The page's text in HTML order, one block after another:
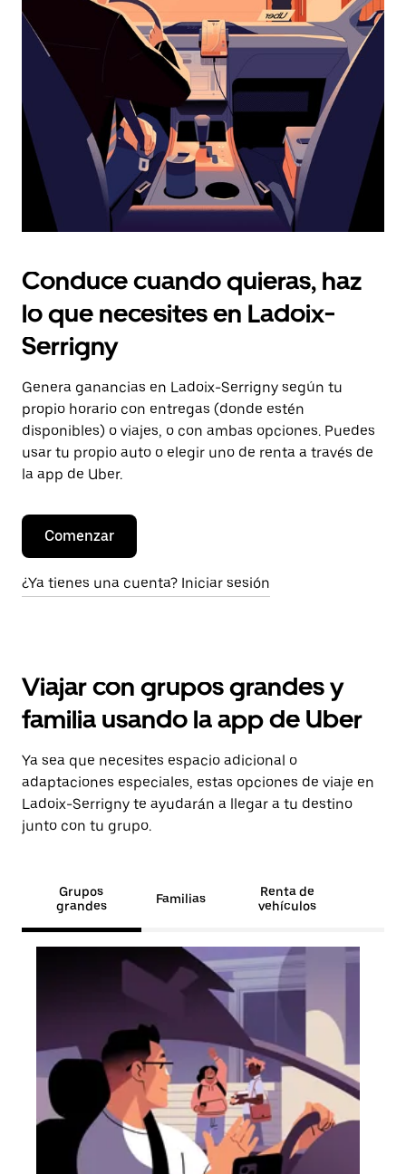
Presiona
la
tecla Esc
para
calendario.
Conduce cuando quieras, haz
lo que necesites en Ladoix-
Serrigny
Genera ganancias en Ladoix-Serrigny según tu
propio horario con entregas (donde estén
disponibles) o viajes, o con ambas opciones. Puedes
usar tu propio auto o elegir uno de renta a través de
la app de Uber.
Comenzar
¿Ya tienes una cuenta? Iniciar sesión
Viajar con grupos grandes y
familia usando la app de Uber
Ya sea que necesites espacio adicional o
adaptaciones especiales, estas opciones de viaje en
Ladoix-Serrigny te ayudarán a llegar a tu destino
junto con tu grupo.
Grupos
grandes
Familias
Renta de
vehículos